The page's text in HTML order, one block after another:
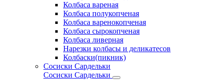
Колбаса вареная
Колбаса полукопченая
Колбаса варенокопченая
Колбаса сырокопченая
Колбаса ливерная
Нарезки колбасы и деликатесов
Колбаски(пикник)
Сосиски Сардельки
Сосиски Сардельки